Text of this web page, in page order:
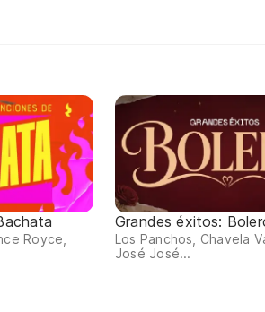
Royce,
Grandes éxitos:
Los Panchos, Chavela
José José...